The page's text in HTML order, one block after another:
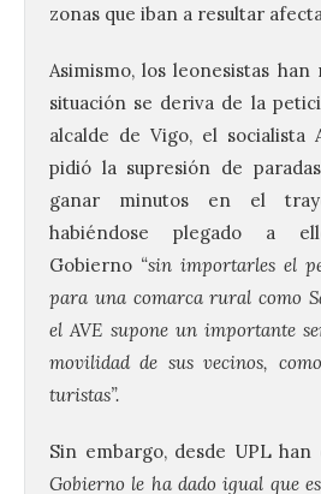
zonas que iban a resultar
Asimismo, los leonesistas
situación se deriva de la
alcalde de Vigo, el socialista
pidió la supresión de
ganar minutos en el
habiéndose plegado a
Gobierno “sin importarles el
para una comarca rural como
el AVE supone un importante
movilidad de sus vecinos,
turistas”.
Sin embargo, desde UPL han
Gobierno le ha dado igual que